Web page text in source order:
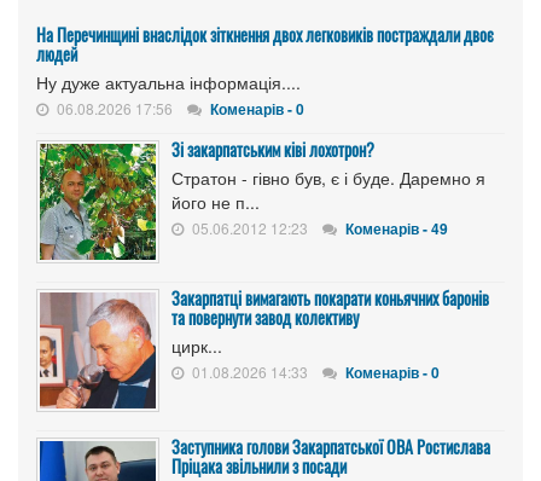
На Перечинщині внаслідок зіткнення двох легковиків постраждали двоє
людей
Ну дуже актуальна інформація....
06.08.2026 17:56 Коменарів - 0
Зі закарпатським ківі лохотрон?
Стратон - гівно був, є і буде. Даремно я
його не п...
05.06.2012 12:23 Коменарів - 49
Закарпатці вимагають покарати коньячних баронів
та повернути завод колективу
цирк...
01.08.2026 14:33 Коменарів - 0
Заступника голови Закарпатської ОВА Ростислава
Пріцака звільнили з посади